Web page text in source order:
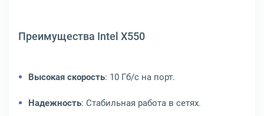
Преимущества Intel X550
Высокая скорость: 10 Гб/с на порт.
Надежность: Стабильная работа в сетях.